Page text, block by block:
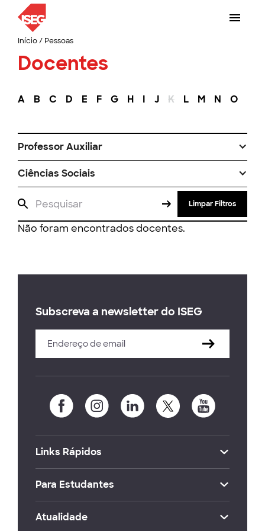
Início/ Pessoas
Docentes
A B C D E F G H I J K L M N O
Professor Auxiliar
Ciências Sociais
Limpar Filtros
Não foram encontrados docentes.
Subscreva a newsletter do ISEG
Links Rápidos
Para Estudantes
Atualidade